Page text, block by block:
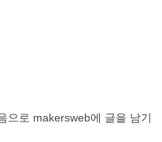
으로 makersweb에 글을 남기